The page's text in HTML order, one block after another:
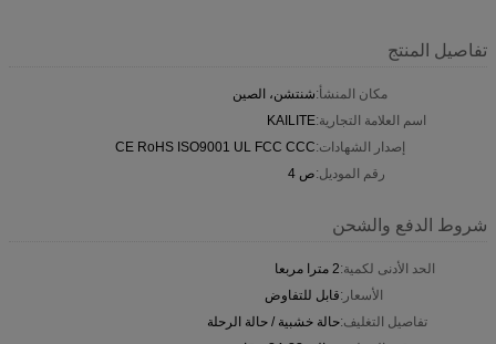
تفاصيل المنتج
مكان المنشأ:شنتشن، الصين
اسم العلامة التجارية:KAILITE
إصدار الشهادات:CE RoHS ISO9001 UL FCC CCC
رقم الموديل:ص 4
شروط الدفع والشحن
الحد الأدنى لكمية:2 مترا مربعا
الأسعار:قابل للتفاوض
تفاصيل التغليف:حالة خشبية / حالة الرحلة